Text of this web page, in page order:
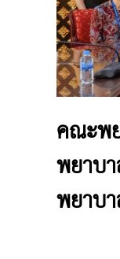
คณะพ
พยาบ
พยาบ